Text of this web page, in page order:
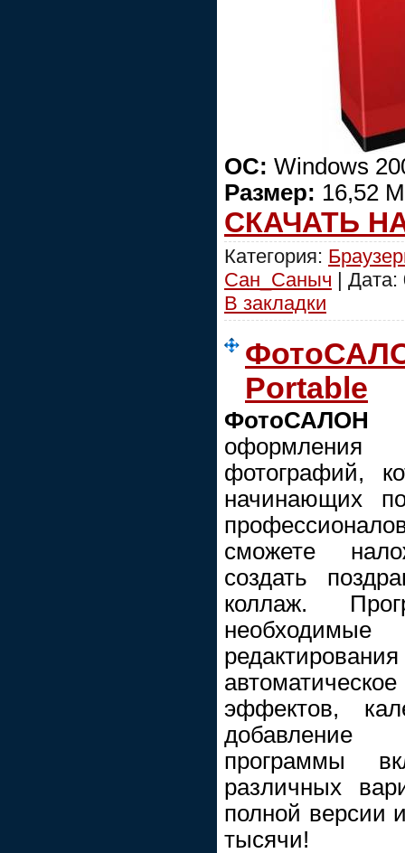
ОС: Windows
Размер: 16,52
СКАЧАТЬ
Категория:
Сан_Саныч | Дата:
В закладки
Portable
ФотоСАЛОН
фотографий,
начинающих
сможете
создать
коллаж.
эффектов,
добавление
программы
различных
полной версии
тысячи!